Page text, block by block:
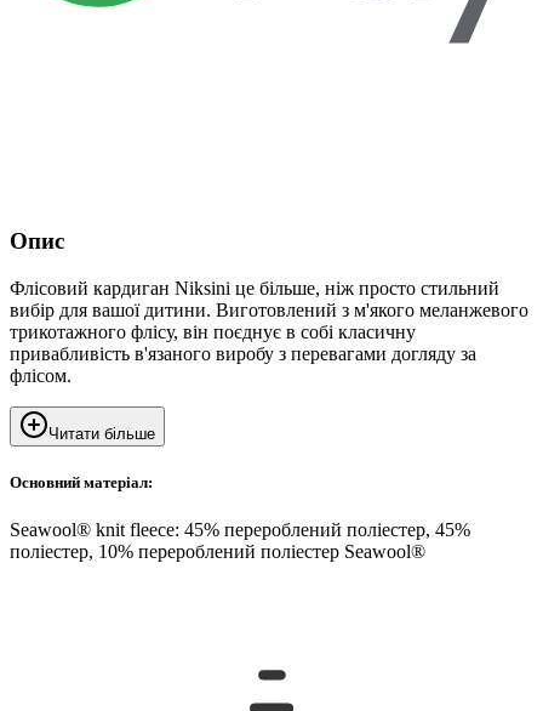
Опис
Флісовий кардиган Niksini це більше, ніж просто стильний
вибір для вашої дитини. Виготовлений з м'якого меланжевого
трикотажного флісу, він поєднує в собі класичну
привабливість в'язаного виробу з перевагами догляду за
флісом.
Читати більше
Основний матеріал:
Seawool® knit fleece: 45% перероблений поліестер, 45%
поліестер, 10% перероблений поліестер Seawool®